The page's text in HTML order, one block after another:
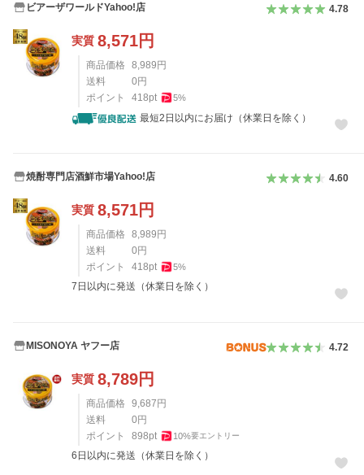
ビアーザワールドYahoo!店 4.78
実質 8,571円
商品価格 8,989 円
送料
0 円
ポイント
418pt 5%
最短2日以内にお届け（休業日を除く）
焼酎専門店酒鮮市場Yahoo!店 4.60
実質 8,571円
商品価格 8,989 円
送料
0 円
ポイント
418pt 5%
7日以内に発送（休業日を除く）
MISONOYA ヤフー店 4.72
実質 8,789円
商品価格 9,687 円
送料
0 円
ポイント
898pt 10%要エントリー
6日以内に発送（休業日を除く）